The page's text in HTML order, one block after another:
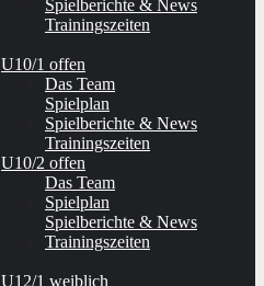
Spielberichte & News
Trainingszeiten
U10/1 offen
Das Team
Spielplan
Spielberichte & News
Trainingszeiten
U10/2 offen
Das Team
Spielplan
Spielberichte & News
Trainingszeiten
U12/1 weiblich